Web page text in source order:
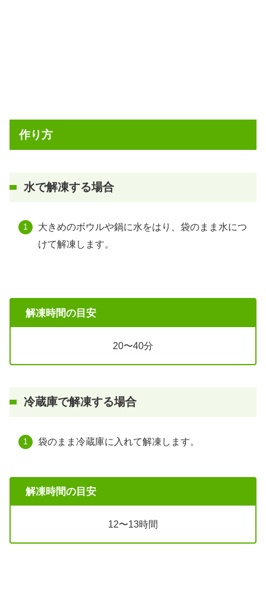
作り方
水で解凍する場合
大きめのボウルや鍋に水をはり、袋のまま水につ
けて解凍します。
解凍時間の目安
20〜40分
冷蔵庫で解凍する場合
袋のまま冷蔵庫に入れて解凍します。
解凍時間の目安
12〜13時間